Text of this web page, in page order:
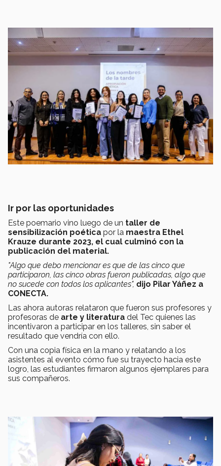
Ir por las oportunidades
Este poemario vino luego de un taller de
sensibilización poética por la maestra Ethel
Krauze durante 2023, el cual culminó con la
publicación del material.
"Algo que debo mencionar es que de las cinco que
participaron, las cinco obras fueron publicadas, algo que
no sucede con todos los aplicantes", dijo Pilar Yáñez a
CONECTA.
Las ahora autoras relataron que fueron sus profesores y
profesoras de arte y literatura del Tec quienes las
incentivaron a participar en los talleres, sin saber el
resultado que vendría con ello.
Con una copia física en la mano y relatando a los
asistentes al evento cómo fue su trayecto hacia este
logro, las estudiantes firmaron algunos ejemplares para
sus compañeros.